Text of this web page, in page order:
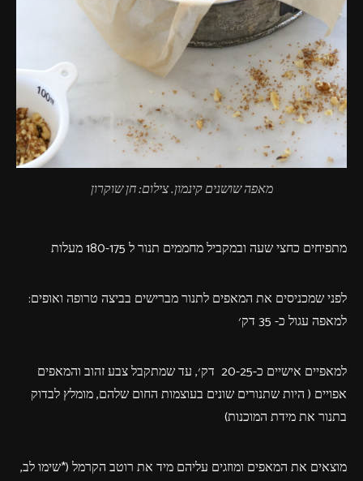
מאפה שושנים קינמון. צילום: חן שוקרון
מתפיחים כחצי שעה ובמקביל מחממים תנור ל 180-175 מעלות
לפני שמכניסים את המאפים לתנור מברישים בביצה טרופה ואופים:
למאפה עגול כ- 35 דק׳
למאפיים אישיים כ-20-25 דק׳, עד שמתקבל צבע זהוב והמאפים
אפויים ( היות שתנורים שונים בעוצמות החום שלהם, מומלץ לבדוק
בתנור את מידת המוכנות)
מוצאים את המאפים ומוזגים עליהם מיד את רוטב הקרמל (*שימו לב,